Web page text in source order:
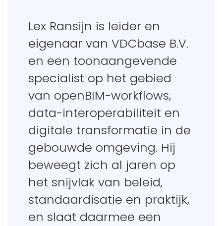
Lex Ransijn is leider en
eigenaar van VDCbase B.V.
en een toonaangevende
specialist op het gebied
van openBIM-workflows,
data-interoperabiliteit en
digitale transformatie in de
gebouwde omgeving. Hij
beweegt zich al jaren op
het snijvlak van beleid,
standaardisatie en praktijk,
en slaat daarmee een